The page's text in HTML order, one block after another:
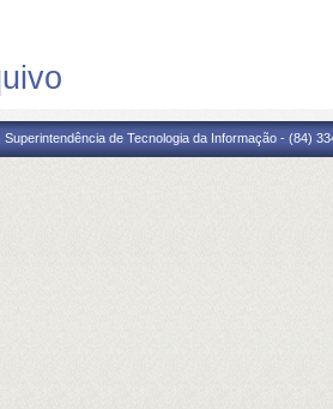
Superintendência de Tecnologia da Informação - (84)